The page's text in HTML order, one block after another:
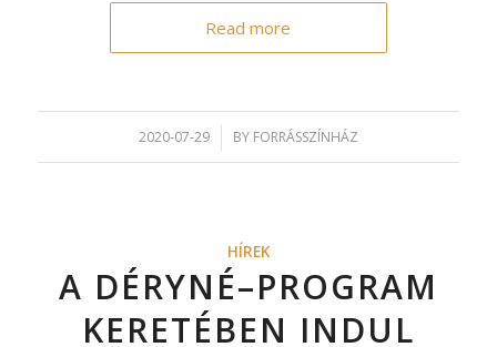
Read more
2020-07-29
/ BY FORRÁSSZÍNHÁZ
HÍREK
A DÉRYNÉ–PROGRAM
KERETÉBEN INDUL